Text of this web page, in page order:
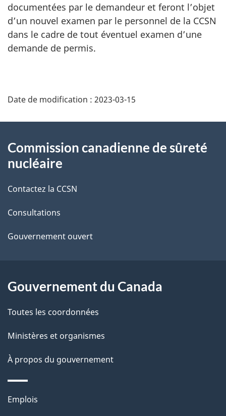
documentées par le demandeur et feront l’objet
d’un nouvel examen par le personnel de la CCSN
dans le cadre de tout éventuel examen d’une
demande de permis.
é
a
i
l
s
d
l
a
g
e
Date de modification : 2023-03-15
propos
ce
site
Commission canadienne de sûreté
nucléaire
Contactez la CCSN
Consultations
Gouvernement ouvert
Gouvernement du Canada
Toutes les coordonnées
Ministères et organismes
À propos du gouvernement
Thèmes
Emplois